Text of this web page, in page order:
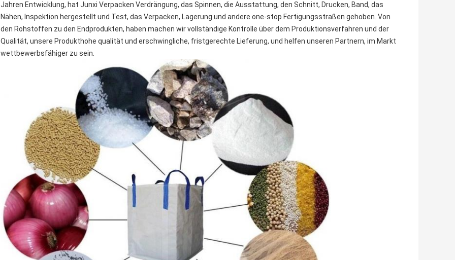
Jahren Entwicklung, hat Junxi Verpacken Verdrängung, das Spinnen, die Ausstattung, den Schnitt, Drucken, Band, das
Nähen, Inspektion hergestellt und Test, das Verpacken, Lagerung und andere one-stop Fertigungsstraßen gehoben. Von
den Rohstoffen zu den Endprodukten, haben machen wir vollständige Kontrolle über dem Produktionsverfahren und der
Qualität, unsere Produkthohe qualität und erschwingliche, fristgerechte Lieferung, und helfen unseren Partnern, im Markt
wettbewerbsfähiger zu sein.